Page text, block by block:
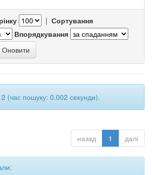
| Сортування
Впорядкування
2 (час пошуку: 0.002 секунди).
назад 1 далі